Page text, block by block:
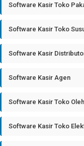
Software Kasir Toko
Software Kasir Toko
Software Kasir
Software Kasir Agen
Software Kasir Toko
Software Kasir Toko